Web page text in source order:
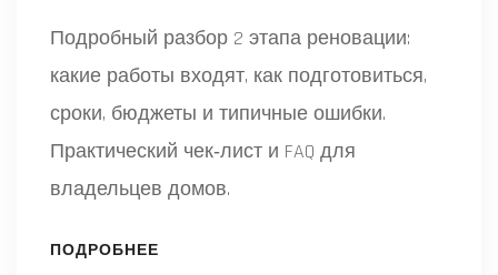
Подробный разбор 2 этапа реновации:
какие работы входят, как подготовиться,
сроки, бюджеты и типичные ошибки.
Практический чек‑лист и FAQ для
владельцев домов.
ПОДРОБНЕЕ